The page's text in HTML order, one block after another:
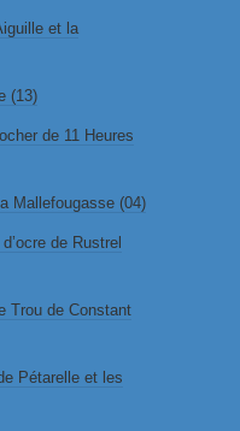
et la
(13)
de 11 Heures
Mallefougasse (04)
de Rustrel
Trou de Constant
Pétarelle et les